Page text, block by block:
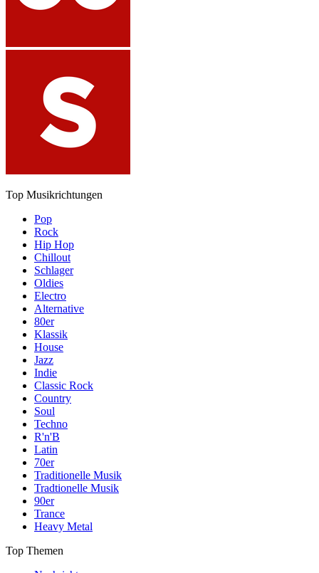
Top Musikrichtungen
Pop
Rock
Hip Hop
Chillout
Schlager
Oldies
Electro
Alternative
80er
Klassik
House
Jazz
Indie
Classic Rock
Country
Soul
Techno
R'n'B
Latin
70er
Traditionelle Musik
Tradtionelle Musik
90er
Trance
Heavy Metal
Top Themen